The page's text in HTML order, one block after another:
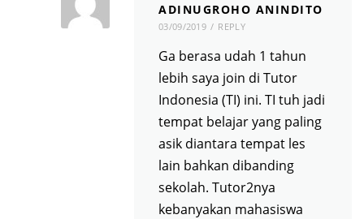
ADINUGROHO ANINDITO
03/09/2019 REPLY
Ga berasa udah 1 tahun
lebih saya join di Tutor
Indonesia (TI) ini. TI tuh jadi
tempat belajar yang paling
asik diantara tempat les
lain bahkan dibanding
sekolah. Tutor2nya
kebanyakan mahasiswa